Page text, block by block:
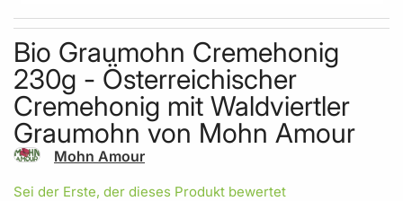
Skip to the beginning of the images gallery
Bio Graumohn Cremehonig
230g - Österreichischer
Cremehonig mit Waldviertler
Graumohn von Mohn Amour
Mohn Amour
Sei der Erste, der dieses Produkt bewertet